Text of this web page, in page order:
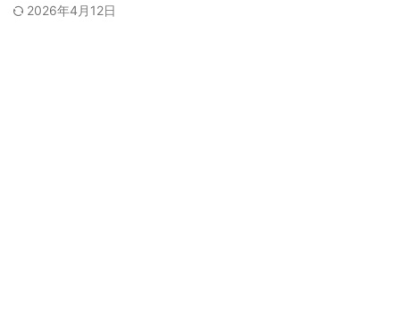
2026年4月12日